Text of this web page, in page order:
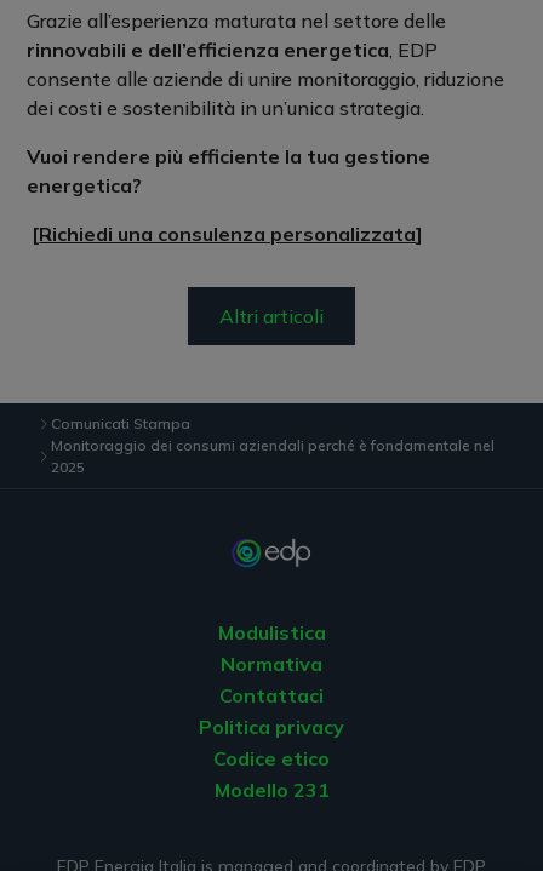
Grazie all’esperienza maturata nel settore delle
rinnovabili e dell’efficienza energetica, EDP
consente alle aziende di unire monitoraggio, riduzione
dei costi e sostenibilità in un’unica strategia.
Vuoi rendere più efficiente la tua gestione
energetica?
[Richiedi una consulenza personalizzata]
Altri articoli
Comunicati Stampa
Monitoraggio dei consumi aziendali perché è fondamentale nel
2025
Modulistica
Normativa
Contattaci
Politica privacy
Codice etico
Modello 231
EDP Energia Italia is managed and coordinated by EDP